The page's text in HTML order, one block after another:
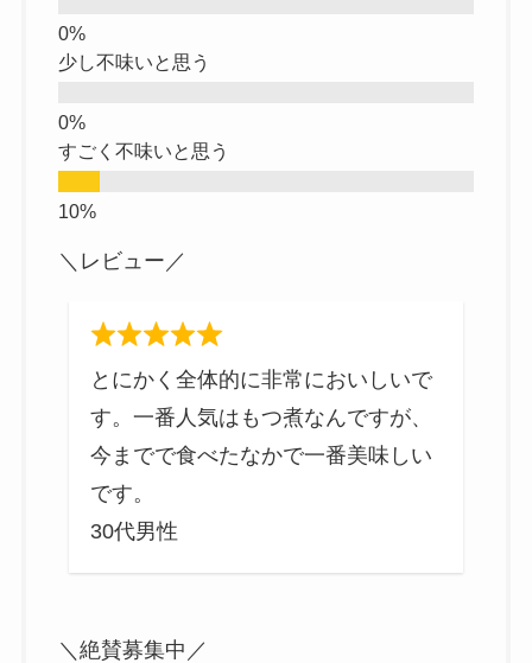
少し不味いと思う
すごく不味いと思う
＼レビュー／
とにかく全体的に非常においしいで
す。一番人気はもつ煮なんですが、
今までで食べたなかで一番美味しい
です。
30代男性
＼絶賛募集中／